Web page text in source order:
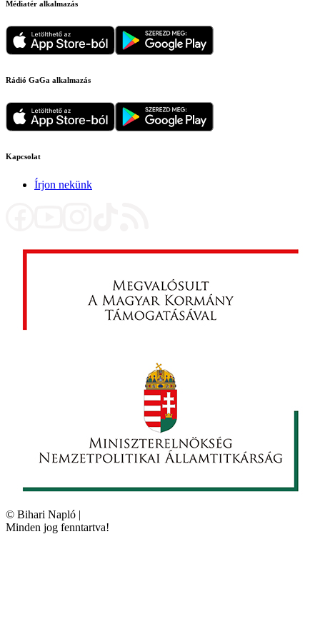
Médiatér alkalmazás
Rádió GaGa alkalmazás
Kapcsolat
Írjon nekünk
© Bihari Napló |
Minden jog fenntartva!